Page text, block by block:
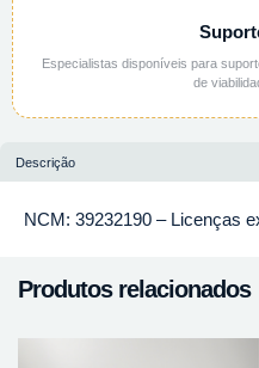
Especialistas disponíveis para
de
Descrição
NCM: 39232190 – Licenças
Produtos relacionados